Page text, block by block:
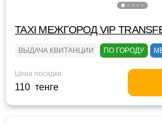
TAXI МЕЖГОРОД VIP
ВЫДАЧА КВИТАНЦИИ ПО ГОРОДУ
Цена посадки
110 тенге